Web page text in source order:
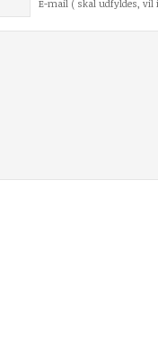
E-mail ( skal udfyldes, vil